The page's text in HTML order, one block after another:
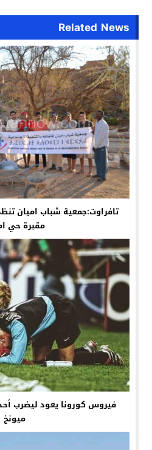
Related News
تافراوت:جمعية شباب اميان
مقبرة حي
فيروس كورونا يعود ليضرب
ميونخ